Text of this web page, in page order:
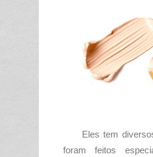
Eles tem
foram feitos